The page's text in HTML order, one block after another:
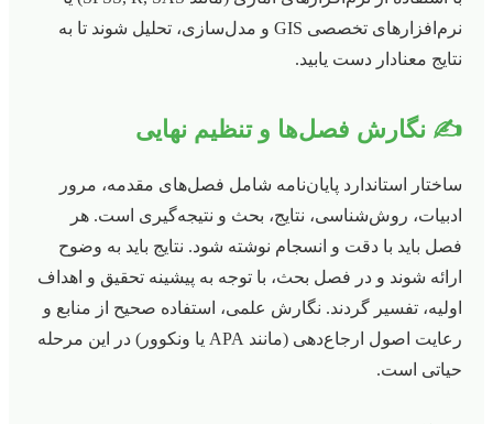
نرم‌افزارهای تخصصی GIS و مدل‌سازی، تحلیل شوند تا به
نتایج معنادار دست یابید.
✍️ نگارش فصل‌ها و تنظیم نهایی
ساختار استاندارد پایان‌نامه شامل فصل‌های مقدمه، مرور
ادبیات، روش‌شناسی، نتایج، بحث و نتیجه‌گیری است. هر
فصل باید با دقت و انسجام نوشته شود. نتایج باید به وضوح
ارائه شوند و در فصل بحث، با توجه به پیشینه تحقیق و اهداف
اولیه، تفسیر گردند. نگارش علمی، استفاده صحیح از منابع و
رعایت اصول ارجاع‌دهی (مانند APA یا ونکوور) در این مرحله
حیاتی است.